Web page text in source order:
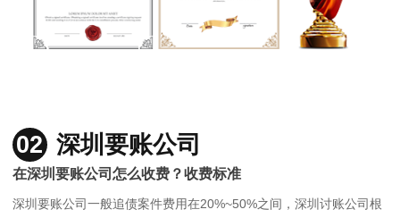
02 深圳要账公司
在深圳要账公司怎么收费？收费标准
深圳要账公司一般追债案件费用在20%~50%之间，深圳讨账公司根